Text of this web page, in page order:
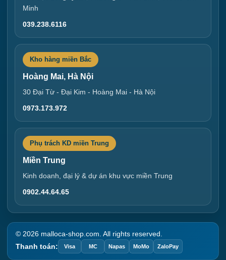
Minh
039.238.6116
Kho hàng miền Bắc
Hoàng Mai, Hà Nội
30 Đại Từ - Đại Kim - Hoàng Mai - Hà Nội
0973.173.972
Phụ trách KD miền Trung
Miền Trung
Kinh doanh, đại lý & dự án khu vực miền Trung
0902.44.64.65
© 2026 malloca-shop.com. All rights reserved.
Thanh toán:
Visa MC Napas MoMo ZaloPay